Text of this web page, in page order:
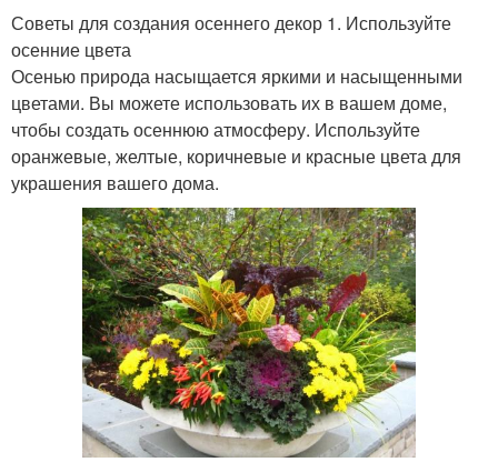
Советы для создания осеннего декор 1. Используйте
осенние цвета
Осенью природа насыщается яркими и насыщенными
цветами. Вы можете использовать их в вашем доме,
чтобы создать осеннюю атмосферу. Используйте
оранжевые, желтые, коричневые и красные цвета для
украшения вашего дома.